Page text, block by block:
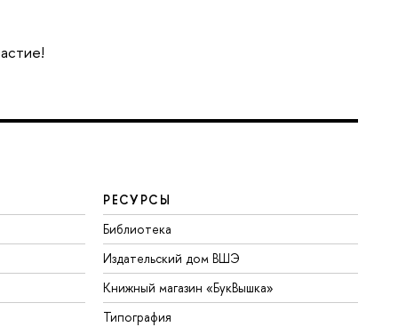
РЕСУРСЫ
Библиотека
Издательский дом ВШЭ
Книжный магазин «БукВышка»
Типография